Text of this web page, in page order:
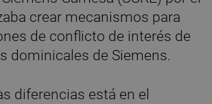
crear mecanismos para
de conflicto de interés de
dominicales de Siemens.
diferencias está en el